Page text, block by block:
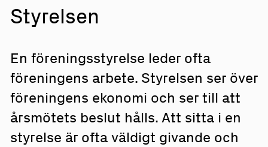
Styrelsen
En föreningsstyrelse leder ofta
föreningens arbete. Styrelsen ser över
föreningens ekonomi och ser till att
årsmötets beslut hålls. Att sitta i en
styrelse är ofta väldigt givande och